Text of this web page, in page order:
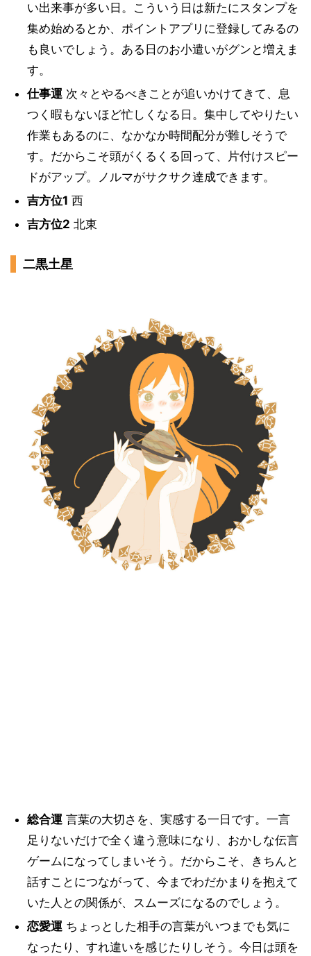
い出来事が多い日。こういう日は新たにスタンプを
集め始めるとか、ポイントアプリに登録してみるの
も良いでしょう。ある日のお小遣いがグンと増えま
す。
仕事運次々とやるべきことが追いかけてきて、息
つく暇もないほど忙しくなる日。集中してやりたい
作業もあるのに、なかなか時間配分が難しそうで
す。だからこそ頭がくるくる回って、片付けスピー
ドがアップ。ノルマがサクサク達成できます。
吉方位1 西
吉方位2 北東
二黒土星
総合運言葉の大切さを、実感する一日です。一言
足りないだけで全く違う意味になり、おかしな伝言
ゲームになってしまいそう。だからこそ、きちんと
話すことにつながって、今までわだかまりを抱えて
いた人との関係が、スムーズになるのでしょう。
恋愛運ちょっとした相手の言葉がいつまでも気に
なったり、すれ違いを感じたりしそう。今日は頭を